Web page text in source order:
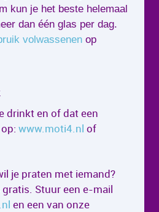
kun je het beste helemaal
dan één glas per dag.
volwassenen op
drinkt en of dat een
www.moti4.nl of
je praten met iemand?
Stuur een e-mail
en een van onze